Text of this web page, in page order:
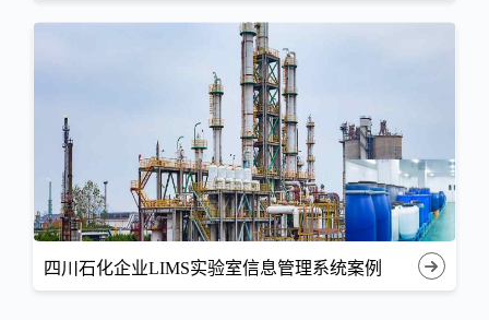
四川石化企业LIMS实验室信息管理系统案例